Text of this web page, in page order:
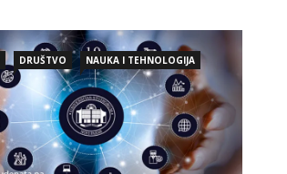
DRUŠTVO NAUKA I TEHNOLOGIJA